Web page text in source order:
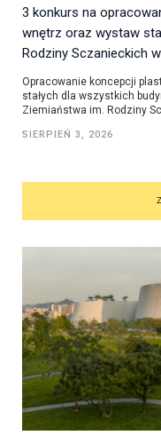
3 konkurs na
wnętrz oraz wystaw
Rodziny Sczanieckich
Opracowanie koncepcji
stałych dla wszystkich
Ziemiaństwa im. Rodziny
SIERPIEŃ 3, 2026